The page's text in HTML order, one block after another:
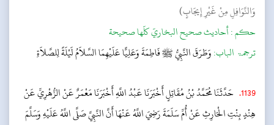
وَالنَّوَافِلِ مِنْ غَيْرِ إِيجَابٍ)
حکم :أحاديث صحيح البخاريّ كلّها صحيحة
ترجمۃ الباب:وَطَرَقَ النَّبِيُّ ﷺ فَاطِمَةَ وَعَلِيًّا عَلَيْهِمَا السَّلاَمُ لَيْلَةً لِلصَّلاَةِ
1139
. حَدَّثَنَا مُحَمَّدُ بْنُ مُقَاتِلٍ أَخْبَرَنَا عَبْدُ اللَّهِ أَخْبَرَنَا مَعْمَرٌ عَنْ الزُّهْرِيِّ عَنْ
هِنْدٍ بِنْتِ الْحَارِثِ عَنْ أُمِّ سَلَمَةَ رَضِيَ اللَّهُ عَنْهَا أَنَّ النَّبِيَّ صَلَّى اللَّهُ عَلَيْهِ وَسَلَّمَ